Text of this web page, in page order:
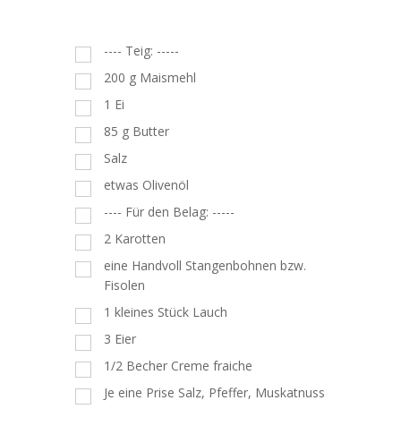
---- Teig: -----
200 g Maismehl
1 Ei
85 g Butter
Salz
etwas Olivenöl
---- Für den Belag: -----
2 Karotten
eine Handvoll Stangenbohnen bzw.
Fisolen
1 kleines Stück Lauch
3 Eier
1/2 Becher Creme fraiche
Je eine Prise Salz, Pfeffer, Muskatnuss